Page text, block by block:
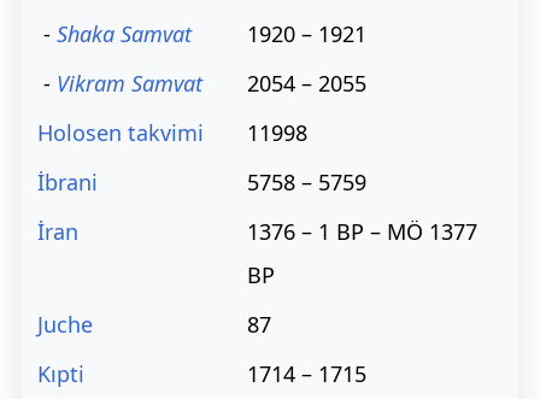
- Shaka Samvat
1920 – 1921
- Vikram Samvat
2054 – 2055
Holosen takvimi
11998
İbrani
5758 – 5759
İran
1376 – 1 BP – MÖ 1377
BP
Juche
87
Kıpti
1714 – 1715